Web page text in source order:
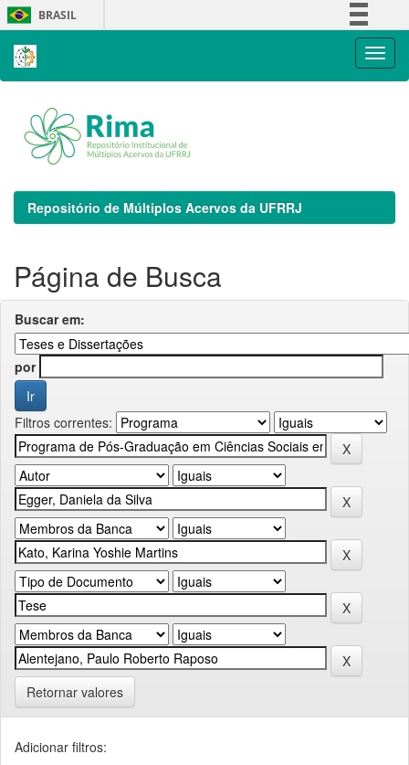
Skip
navigation
BRASIL
Repositório de Múltiplos Acervos da UFRRJ
Página de Busca
Buscar em:
por
Filtros correntes:
Retornar valores
Adicionar filtros: